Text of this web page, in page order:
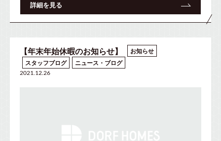
詳細を見る
【年末年始休暇のお知らせ】
お知らせ
スタッフブログ
ニュース・ブログ
2021.12.26